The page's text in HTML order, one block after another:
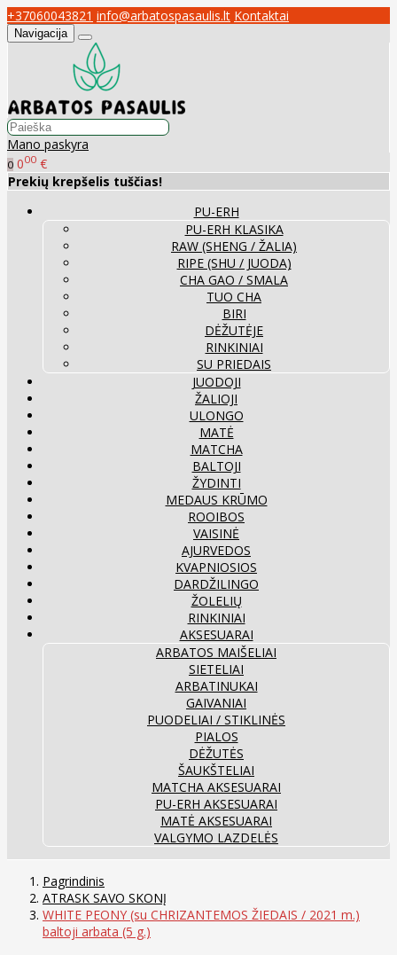
+37060043821 info@arbatospasaulis.lt Kontaktai
Navigacija
Mano paskyra
0 000 €
Prekių krepšelis tuščias!
PU-ERH
PU-ERH KLASIKA
RAW (SHENG / ŽALIA)
RIPE (SHU / JUODA)
CHA GAO / SMALA
TUO CHA
BIRI
DĖŽUTĖJE
RINKINIAI
SU PRIEDAIS
JUODOJI
ŽALIOJI
ULONGO
MATĖ
MATCHA
BALTOJI
ŽYDINTI
MEDAUS KRŪMO
ROOIBOS
VAISINĖ
AJURVEDOS
KVAPNIOSIOS
DARDŽILINGO
ŽOLELIŲ
RINKINIAI
AKSESUARAI
ARBATOS MAIŠELIAI
SIETELIAI
ARBATINUKAI
GAIVANIAI
PUODELIAI / STIKLINĖS
PIALOS
DĖŽUTĖS
ŠAUKŠTELIAI
MATCHA AKSESUARAI
PU-ERH AKSESUARAI
MATĖ AKSESUARAI
VALGYMO LAZDELĖS
Pagrindinis
ATRASK SAVO SKONĮ
WHITE PEONY (su CHRIZANTEMOS ŽIEDAIS / 2021 m.)
baltoji arbata (5 g.)